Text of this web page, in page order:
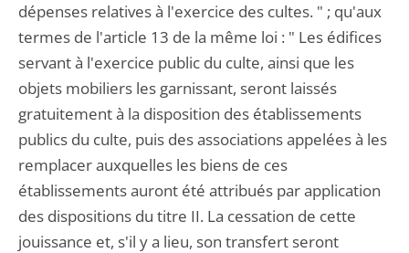
dépenses relatives à l'exercice des cultes. " ; qu'aux
termes de l'article 13 de la même loi : " Les édifices
servant à l'exercice public du culte, ainsi que les
objets mobiliers les garnissant, seront laissés
gratuitement à la disposition des établissements
publics du culte, puis des associations appelées à les
remplacer auxquelles les biens de ces
établissements auront été attribués par application
des dispositions du titre II. La cessation de cette
jouissance et, s'il y a lieu, son transfert seront